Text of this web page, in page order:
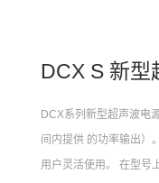
DCX S 新型
DCX系列新型超声波电
间内提供 的功率输出）
用户灵活使用。 在型号